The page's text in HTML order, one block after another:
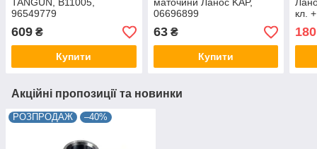
TANGUN, B11005,
96549779
609 ₴
Купити
маточини Ланос KAP,
06696899
63₴
Купити
кл.
180
Акційні пропозиції та новинки
РОЗПРОДАЖ –40%